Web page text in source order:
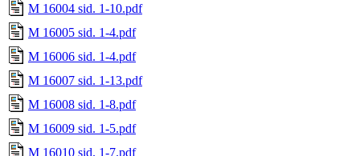
M 16004 sid. 1-10.pdf
M 16005 sid. 1-4.pdf
M 16006 sid. 1-4.pdf
M 16007 sid. 1-13.pdf
M 16008 sid. 1-8.pdf
M 16009 sid. 1-5.pdf
M 16010 sid. 1-7.pdf